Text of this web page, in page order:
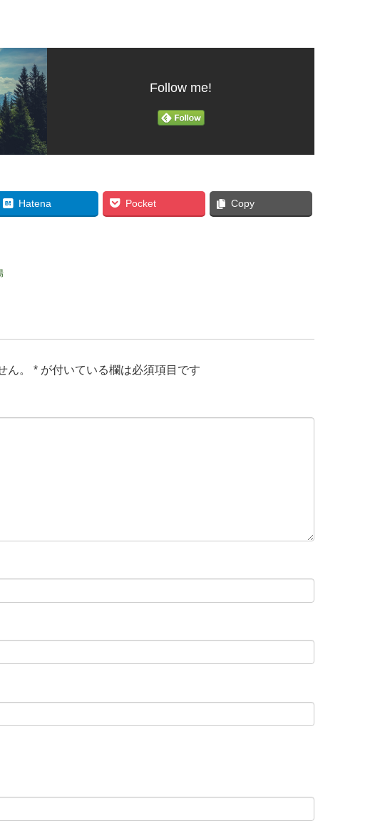
Follow me!
Hatena Pocket Copy
ん。 * が付いている欄は必須項目です